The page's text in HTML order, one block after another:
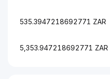
535.3947218692771 ZAR
5,353.947218692771 ZAR